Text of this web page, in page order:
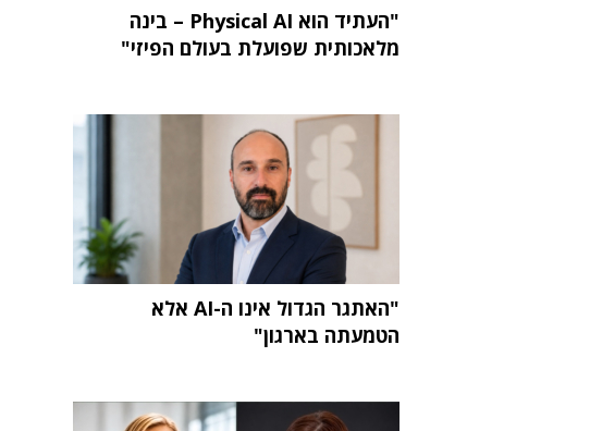
"העתיד הוא Physical AI – בינה
מלאכותית שפועלת בעולם הפיזי"
"האתגר הגדול אינו ה-AI אלא
הטמעתה בארגון"